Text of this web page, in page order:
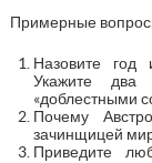
Примерные
Назовите год
Укажите два
«доблестными
Почему
зачинщицей
Приведите